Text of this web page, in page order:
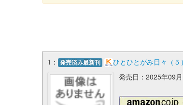
1： 発売済み最新刊
ひとひとがみ日々（
発売日：2025年09